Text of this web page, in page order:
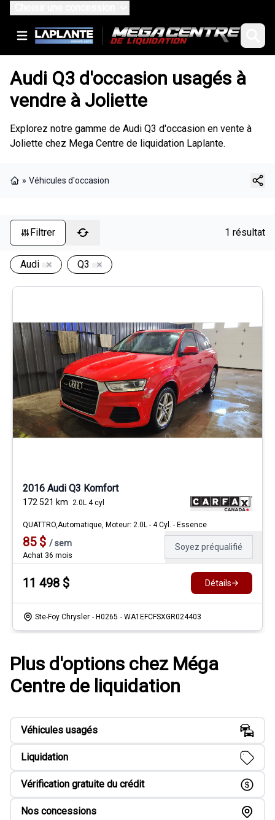
Audi Q3 d'occasion usagés à
vendre à Joliette
Explorez notre gamme de Audi Q3 d'occasion en vente à
Joliette chez Mega Centre de liquidation Laplante.
» Véhicules d'occasion
Filtrer 1 résultat
Audi Q3
2016 Audi Q3 Komfort
172 521 km 2.0L 4 cyl
QUATTRO,Automatique, Moteur: 2.0L - 4 Cyl. - Essence
85$ /sem
Achat 36 mois
Soyez préqualifié
11 498 $ Détails
Ste-Foy Chrysler - H0265 - WA1EFCFSXGR024403
Plus d'options chez Méga
Centre de liquidation
Véhicules usagés
Liquidation
Vérification gratuite du crédit
Nos concessions